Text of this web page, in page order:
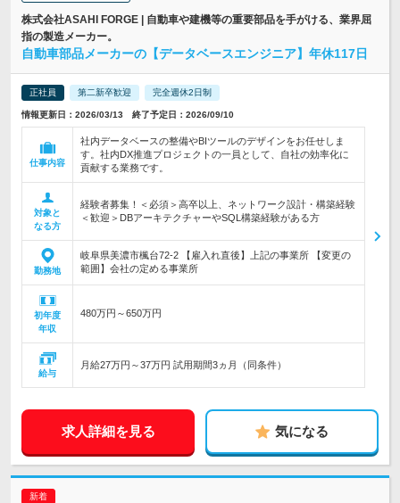
株式会社ASAHI FORGE | 自動車や建機等の重要部品を手がける、業界屈
指の製造メーカー。
自動車部品メーカーの【データベースエンジニア】年休117日
正社員 第二新卒歓迎 完全週休2日制
情報更新日：2026/03/13 終了予定日：2026/09/10
仕事内容
社内データベースの整備やBIツールのデザインをお任せしま
す。社内DX推進プロジェクトの一員として、自社の効率化に
貢献する業務です。
対象と
なる方
経験者募集！＜必須＞高卒以上、ネットワーク設計・構築経験
＜歓迎＞DBアーキテクチャーやSQL構築経験がある方
勤務地
岐阜県美濃市楓台72-2 【雇入れ直後】上記の事業所 【変更の
範囲】会社の定める事業所
初年度
年収
480万円～650万円
給与
月給27万円～37万円 試用期間3ヵ月（同条件）
求人詳細を見る 気になる